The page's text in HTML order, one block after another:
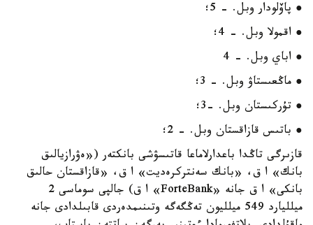
● پاۆلودار وبل. - 5؛
● اقمولا وبل. - 4؛
● اباي وبل. - 4
● ماڭعىستاۋ وبل. - 3؛
● تۇركىستان وبل. -3؛
● باتىس قازاقستان وبل. - 2؛
قازىرگى تاڭدا باعدارلاماعا قاتىسۋشى بانكتەر («ەۋرازيالىق
بانك» ا ق، «بانك سەنتركرەديت» ا ق، «قازاقستان حالىق
بانكى» ا ق جانە «ForteBank» ا ق) جالپى سوماسى 2
ميلليارد 549 ميلليون تەڭگەگە وتىنىمدەردى قابىلدادى جانە